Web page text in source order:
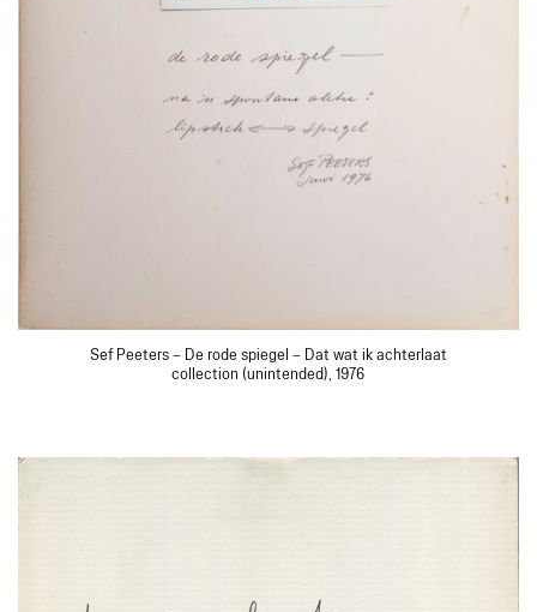
Sef Peeters – De rode spiegel – Dat wat ik achterlaat
collection (unintended), 1976